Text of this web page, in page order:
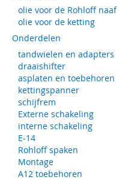
olie voor de Rohloff naaf
olie voor de ketting
Onderdelen
tandwielen en adapters
draaishifter
asplaten en toebehoren
kettingspanner
schijfrem
Externe schakeling
interne schakeling
E-14
Rohloff spaken
Montage
A12 toebehoren